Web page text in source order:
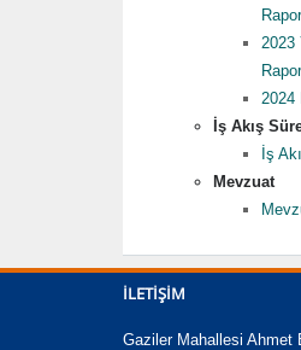
2023
2024
İş Akış
İş
Mevzuat
İLETIŞIM
Gaziler Mahallesi Ahmet